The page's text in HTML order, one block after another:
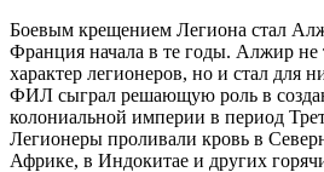
Боевым крещением Легиона стал
Франция начала в те годы. Алжир не
характер легионеров, но и стал для
ФИЛ сыграл решающую роль в
колониальной империи в период
Легионеры проливали кровь в
Африке, в Индокитае и других